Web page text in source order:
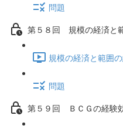
問題
第５８回 規模の経済と
規模の経済と範囲
問題
第５９回 ＢＣＧの経験